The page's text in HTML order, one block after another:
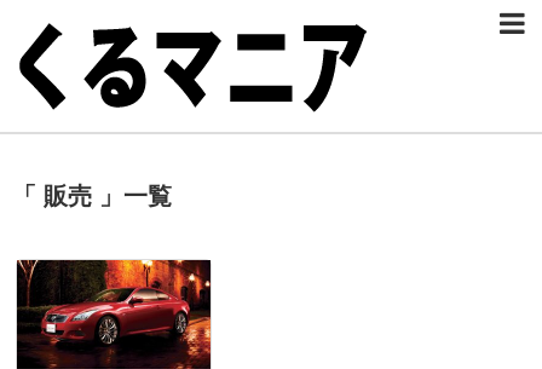
「 販売 」一覧